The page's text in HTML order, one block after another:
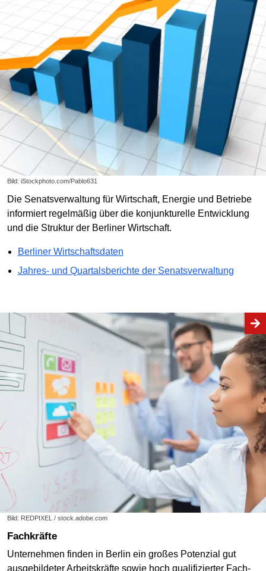
Bild: iStockphoto.com/Pablo631
Die Senatsverwaltung für Wirtschaft, Energie und Betriebe
informiert regelmäßig über die konjunkturelle Entwicklung
und die Struktur der Berliner Wirtschaft.
Berliner Wirtschaftsdaten
Jahres- und Quartalsberichte der Senatsverwaltung
Bild: REDPIXEL / stock.adobe.com
Fachkräfte
Unternehmen finden in Berlin ein großes Potenzial gut
ausgebildeter Arbeitskräfte sowie hoch qualifizierter Fach-